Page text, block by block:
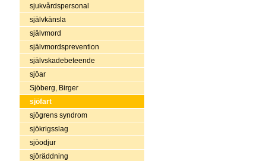
sjukvårdspersonal
självkänsla
självmord
självmordsprevention
självskadebeteende
sjöar
Sjöberg, Birger
sjöfart
sjögrens syndrom
sjökrigsslag
sjöodjur
sjöräddning